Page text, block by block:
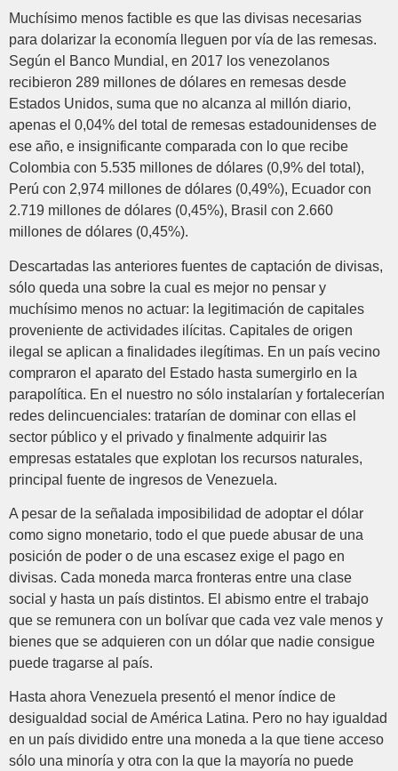
Muchísimo menos factible es que las divisas necesarias
para dolarizar la economía lleguen por vía de las remesas.
Según el Banco Mundial, en 2017 los venezolanos
recibieron 289 millones de dólares en remesas desde
Estados Unidos, suma que no alcanza al millón diario,
apenas el 0,04% del total de remesas estadounidenses de
ese año, e insignificante comparada con lo que recibe
Colombia con 5.535 millones de dólares (0,9% del total),
Perú con 2,974 millones de dólares (0,49%), Ecuador con
2.719 millones de dólares (0,45%), Brasil con 2.660
millones de dólares (0,45%).
Descartadas las anteriores fuentes de captación de divisas,
sólo queda una sobre la cual es mejor no pensar y
muchísimo menos no actuar: la legitimación de capitales
proveniente de actividades ilícitas. Capitales de origen
ilegal se aplican a finalidades ilegítimas. En un país vecino
compraron el aparato del Estado hasta sumergirlo en la
parapolítica. En el nuestro no sólo instalarían y fortalecerían
redes delincuenciales: tratarían de dominar con ellas el
sector público y el privado y finalmente adquirir las
empresas estatales que explotan los recursos naturales,
principal fuente de ingresos de Venezuela.
A pesar de la señalada imposibilidad de adoptar el dólar
como signo monetario, todo el que puede abusar de una
posición de poder o de una escasez exige el pago en
divisas. Cada moneda marca fronteras entre una clase
social y hasta un país distintos. El abismo entre el trabajo
que se remunera con un bolívar que cada vez vale menos y
bienes que se adquieren con un dólar que nadie consigue
puede tragarse al país.
Hasta ahora Venezuela presentó el menor índice de
desigualdad social de América Latina. Pero no hay igualdad
en un país dividido entre una moneda a la que tiene acceso
sólo una minoría y otra con la que la mayoría no puede